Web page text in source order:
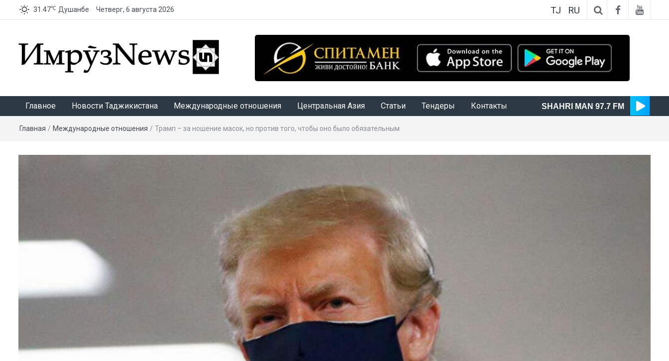
31.47℃ Душанбе Четверг, 6 августа 2026 TJ RU
Главное Новости Таджикистана Международные отношения Центральная Азия Статьи Тендеры Контакты SHAHRI MAN 97.7 FM
Главная / Международные отношения / Трамп – за ношение масок, но против того, чтобы оно было обязательным